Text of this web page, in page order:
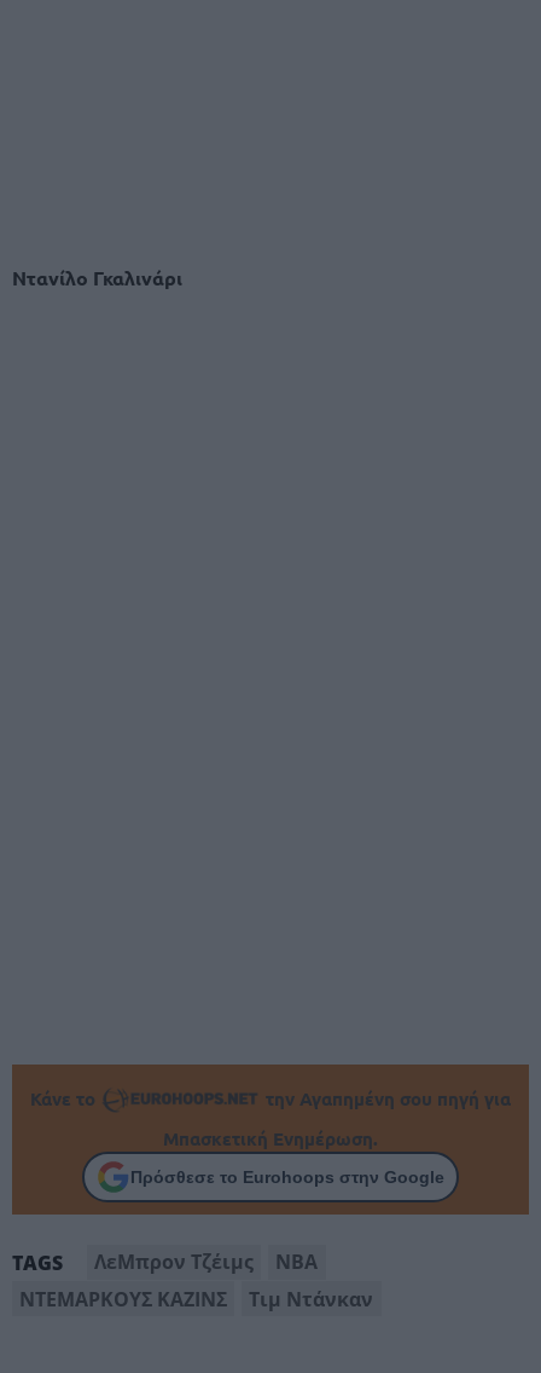
Ντανίλο Γκαλινάρι
Κάνε το
την Αγαπημένη σου πηγή για
Μπασκετική Ενημέρωση.
Πρόσθεσε το Eurohoops στην Google
TAGS ΛεΜπρον Τζέιμς
ΝΒΑ
ΝΤΕΜΑΡΚΟΥΣ ΚΑΖΙΝΣ
Τιμ Ντάνκαν